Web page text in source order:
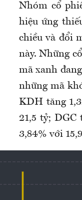
Nhóm cổ
hiệu ứng
chiều và đổi
này. Những
mã xanh
những mã
KDH tăng
21,5 tỷ; DGC
3,84% với